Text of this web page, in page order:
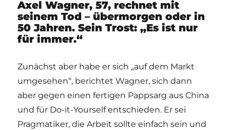
Axel Wagner, 57, rechnet mit
seinem Tod – übermorgen oder in
50 Jahren. Sein Trost: „Es ist nur
für immer.“
Zunächst aber habe er sich „auf dem Markt
umgesehen“, berichtet Wagner, sich dann
aber gegen einen fertigen Pappsarg aus China
und für Do-it-Yourself entschieden. Er sei
Pragmatiker, die Arbeit sollte einfach sein und